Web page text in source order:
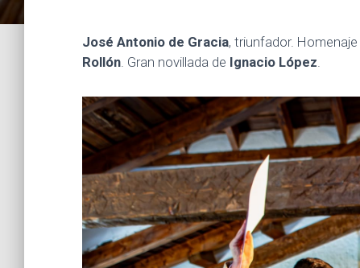
José Antonio de Gracia, triunfador.
Rollón. Gran novillada de Ignacio López.